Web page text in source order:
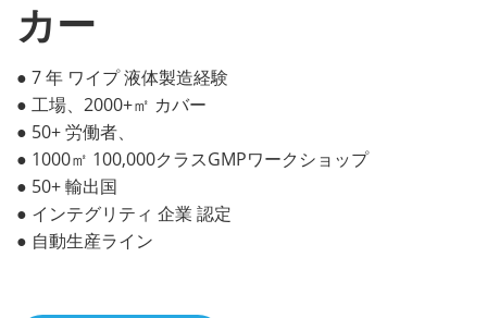
カー
● 7 年 ワイプ 液体製造経験
● 工場、2000+㎡ カバー
● 50+ 労働者、
● 1000㎡ 100,000クラスGMPワークショップ
● 50+ 輸出国
● インテグリティ 企業 認定
● 自動生産ライン